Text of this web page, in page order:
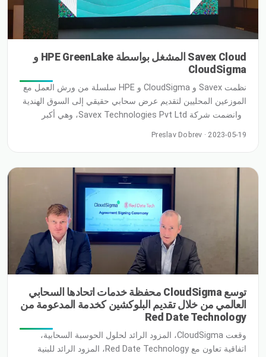
Savex Cloud المشغل بواسطة HPE GreenLake و
CloudSigma
نظمت Savex و CloudSigma و HPE سلسلة من ورش العمل مع
الموزعين المحليين لتقديم عرض سحابي حقيقي إلى السوق الهندية
وانضمت شركة Savex Technologies Pvt Ltd، وهي أكبر
شركة توزيع خاصة لتكنولوجيا المعلومات في الهند، إلى الشبكة
ومرونة عالية، وغير معدل ومتوافق
Preslav Dobrev · 2023-05-19
توسع CloudSigma محفظة خدمات اتحادها السحابي
العالمي من خلال تقديم البلوكشين كخدمة المدعومة من
Red Date Technology
وقعت CloudSigma، المزود الرائد لحلول الحوسبة السحابية،
اتفاقية تعاون مع Red Date Technology، المزود الرائد للبنية